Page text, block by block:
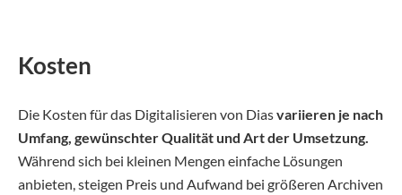
Kosten
Die Kosten für das Digitalisieren von Diasvariieren je nach
Umfang, gewünschter Qualität und Art der Umsetzung.
Während sich bei kleinen Mengen einfache Lösungen
anbieten, steigen Preis und Aufwand bei größeren Archiven